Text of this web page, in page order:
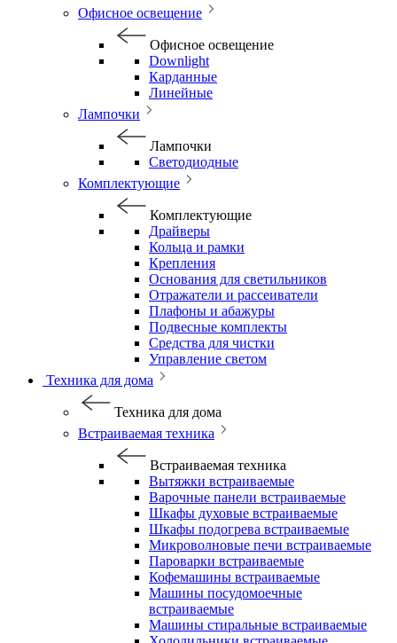
Офисное освещение
Офисное освещение
Downlight
Карданные
Линейные
Лампочки
Лампочки
Светодиодные
Комплектующие
Комплектующие
Драйверы
Кольца и рамки
Крепления
Основания для светильников
Отражатели и рассеиватели
Плафоны и абажуры
Подвесные комплекты
Средства для чистки
Управление светом
Техника для дома
Техника для дома
Встраиваемая техника
Встраиваемая техника
Вытяжки встраиваемые
Варочные панели встраиваемые
Шкафы духовые встраиваемые
Шкафы подогрева встраиваемые
Микроволновые печи встраиваемые
Пароварки встраиваемые
Кофемашины встраиваемые
Машины посудомоечные
встраиваемые
Машины стиральные встраиваемые